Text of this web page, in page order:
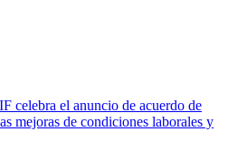
celebra el anuncio de acuerdo de
mejoras de condiciones laborales y